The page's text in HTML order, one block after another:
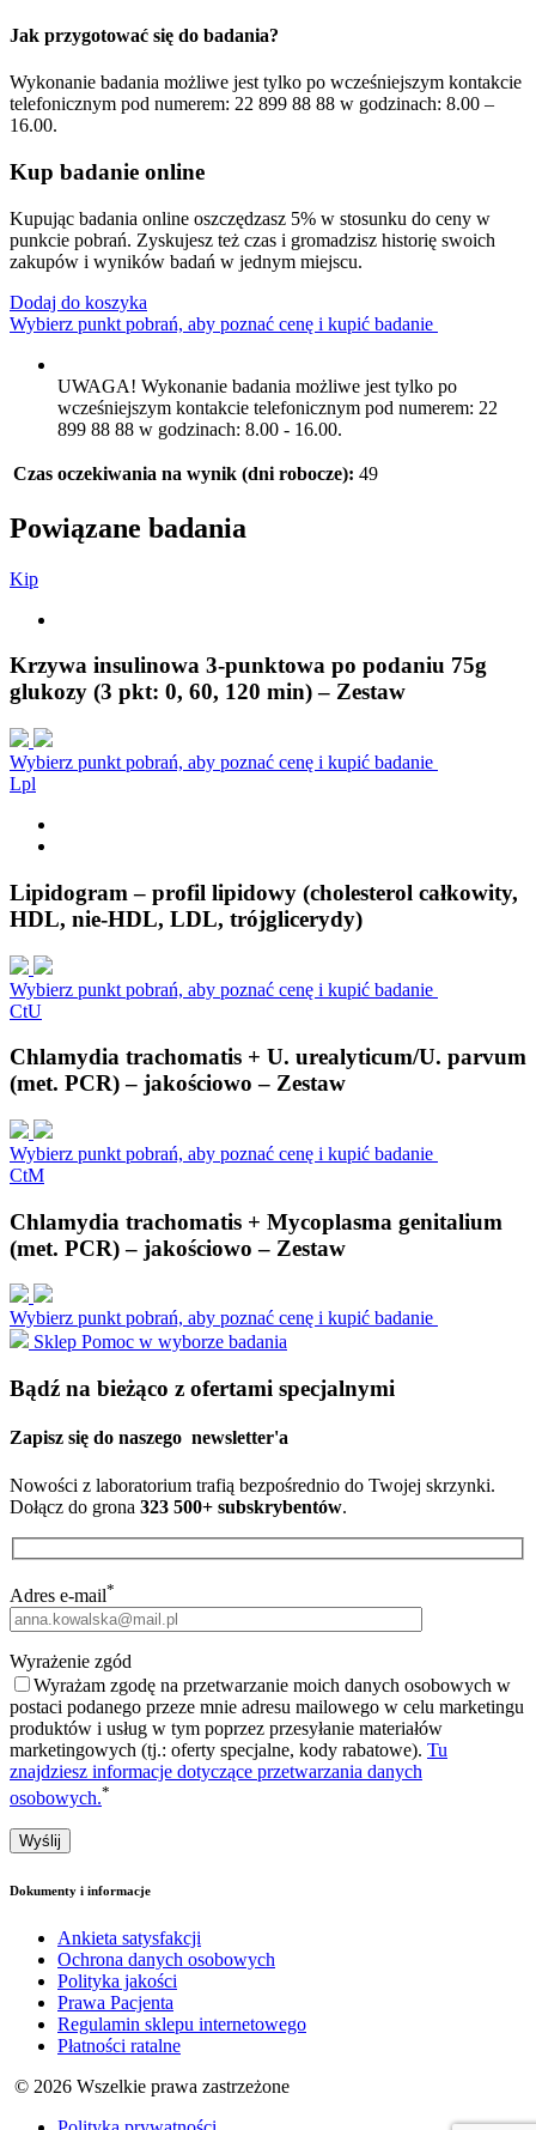
Jak przygotować się do badania?
Wykonanie badania możliwe jest tylko po wcześniejszym kontakcie
telefonicznym pod numerem: 22 899 88 88 w godzinach: 8.00 –
16.00.
Kup badanie online
Kupując badania online oszczędzasz 5% w stosunku do ceny w
punkcie pobrań. Zyskujesz też czas i gromadzisz historię swoich
zakupów i wyników badań w jednym miejscu.
Dodaj do koszyka
Wybierz punkt pobrań, aby poznać cenę i kupić badanie
UWAGA! Wykonanie badania możliwe jest tylko po
wcześniejszym kontakcie telefonicznym pod numerem: 22
899 88 88 w godzinach: 8.00 - 16.00.
Czas oczekiwania na wynik (dni robocze): 49
Powiązane badania
Kip
Krzywa insulinowa 3-punktowa po podaniu 75g
glukozy (3 pkt: 0, 60, 120 min) – Zestaw
Wybierz punkt pobrań, aby poznać cenę i kupić badanie
Lpl
Lipidogram – profil lipidowy (cholesterol całkowity,
HDL, nie-HDL, LDL, trójglicerydy)
Wybierz punkt pobrań, aby poznać cenę i kupić badanie
CtU
Chlamydia trachomatis + U. urealyticum/U. parvum
(met. PCR) – jakościowo – Zestaw
Wybierz punkt pobrań, aby poznać cenę i kupić badanie
CtM
Chlamydia trachomatis + Mycoplasma genitalium
(met. PCR) – jakościowo – Zestaw
Wybierz punkt pobrań, aby poznać cenę i kupić badanie
Sklep Pomoc w wyborze badania
Bądź na bieżąco z ofertami specjalnymi
Zapisz się do naszego newsletter'a
Nowości z laboratorium trafią bezpośrednio do Twojej skrzynki.
Dołącz do grona 323 500+ subskrybentów.
Adres e-mail*
Wyrażenie zgód
Wyrażam zgodę na przetwarzanie moich danych osobowych w
postaci podanego przeze mnie adresu mailowego w celu marketingu
produktów i usług w tym poprzez przesyłanie materiałów
marketingowych (tj.: oferty specjalne, kody rabatowe). Tu
znajdziesz informacje dotyczące przetwarzania danych
osobowych.*
Dokumenty i informacje
Ankieta satysfakcji
Ochrona danych osobowych
Polityka jakości
Prawa Pacjenta
Regulamin sklepu internetowego
Płatności ratalne
© 2026 Wszelkie prawa zastrzeżone